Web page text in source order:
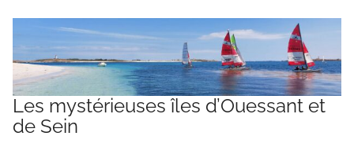
Les mystérieuses îles d’Ouessant et
de Sein